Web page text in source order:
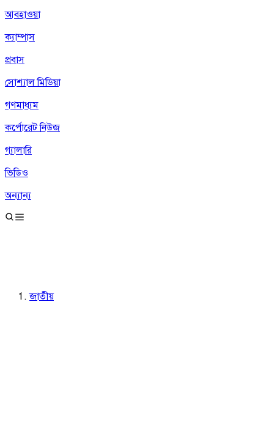
আবহাওয়া
ক্যাম্পাস
প্রবাস
সোশ্যাল মিডিয়া
গণমাধ্যম
কর্পোরেট নিউজ
গ্যালারি
ভিডিও
অন্যান্য
জাতীয়